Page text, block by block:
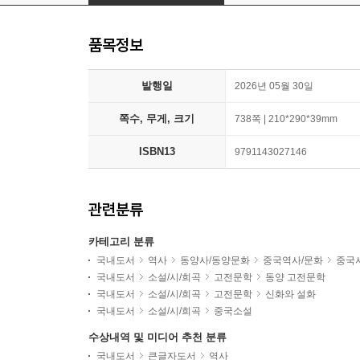
품목정보
발행일 2026년 05월 30일
쪽수, 무게, 크기 738쪽 | 210*290*39mm
ISBN13 9791143027146
관련분류
카테고리 분류
국내도서 역사 동양사/동양문화 중국역사/문화
중국
국내도서
소설/시/희곡 고전문학
동양 고전문학
국내도서
소설/시/희곡 고전문학
신화와 설화
국내도서
소설/시/희곡 중국소설
수상내역 및 미디어 추천 분류
국내도서 큰글자도서 역사